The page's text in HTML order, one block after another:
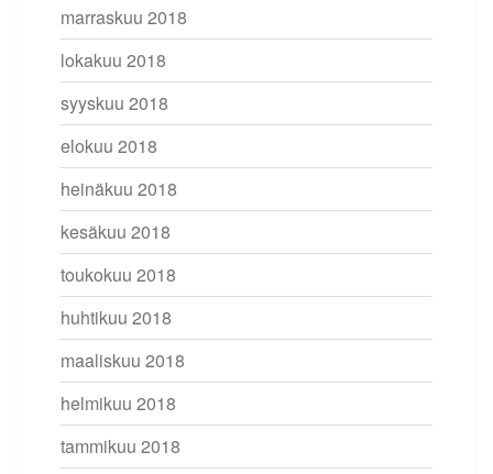
marraskuu 2018
lokakuu 2018
syyskuu 2018
elokuu 2018
heinäkuu 2018
kesäkuu 2018
toukokuu 2018
huhtikuu 2018
maaliskuu 2018
helmikuu 2018
tammikuu 2018